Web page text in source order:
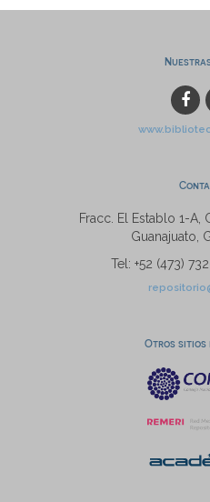
Fracc. El Establo 1-A,
Guanajuato,
Tel: +52 (473)
Otros sitios